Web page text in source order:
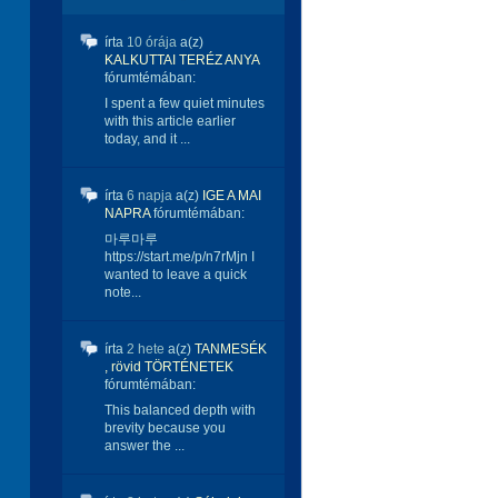
írta 10 órája a(z)
KALKUTTAI TERÉZ ANYA
fórumtémában:
I spent a few quiet minutes
with this article earlier
today, and it ...
írta 6 napja a(z) IGE A MAI
NAPRAfórumtémában:
마루마루
https://start.me/p/n7rMjn I
wanted to leave a quick
note...
írta 2 hete a(z) TANMESÉK
, rövid TÖRTÉNETEK
fórumtémában:
This balanced depth with
brevity because you
answer the ...